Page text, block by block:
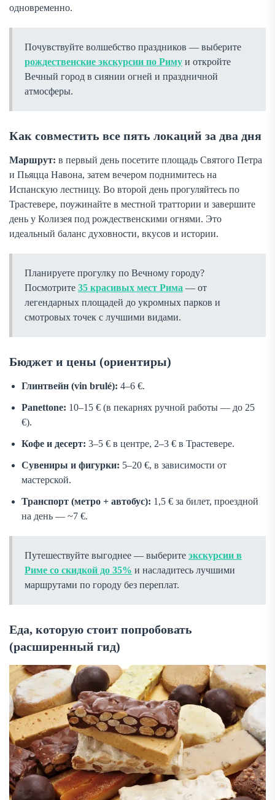
одновременно.
Почувствуйте волшебство праздников — выберите
рождественские экскурсии по Риму и откройте
Вечный город в сиянии огней и праздничной
атмосферы.
Как совместить все пять локаций за два дня
Маршрут: в первый день посетите площадь Святого Петра
и Пьяцца Навона, затем вечером поднимитесь на
Испанскую лестницу. Во второй день прогуляйтесь по
Трастевере, поужинайте в местной траттории и завершите
день у Колизея под рождественскими огнями. Это
идеальный баланс духовности, вкусов и истории.
Планируете прогулку по Вечному городу?
Посмотрите 35 красивых мест Рима — от
легендарных площадей до укромных парков и
смотровых точек с лучшими видами.
Бюджет и цены (ориентиры)
Глинтвейн (vin brulé): 4–6 €.
Panettone: 10–15 € (в пекарнях ручной работы — до 25
€).
Кофе и десерт: 3–5 € в центре, 2–3 € в Трастевере.
Сувениры и фигурки: 5–20 €, в зависимости от
мастерской.
Транспорт (метро + автобус): 1,5 € за билет, проездной
на день — ~7 €.
Путешествуйте выгоднее — выберите экскурсии в
Риме со скидкой до 35% и насладитесь лучшими
маршрутами по городу без переплат.
Еда, которую стоит попробовать
(расширенный гид)